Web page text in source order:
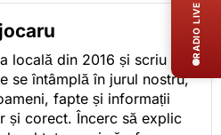
locală din 2016 și scriu
se întâmplă în jurul nostru,
fapte și informații
și corect. Încerc să explic
RADIO LIVE